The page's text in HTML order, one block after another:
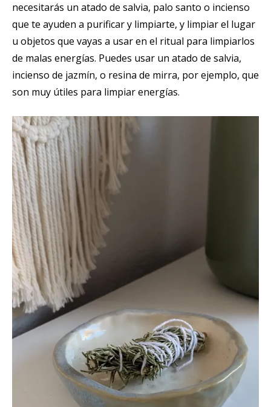
necesitarás un atado de salvia, palo santo o incienso
que te ayuden a purificar y limpiarte, y limpiar el lugar
u objetos que vayas a usar en el ritual para limpiarlos
de malas energías. Puedes usar un atado de salvia,
incienso de jazmín, o resina de mirra, por ejemplo, que
son muy útiles para limpiar energías.